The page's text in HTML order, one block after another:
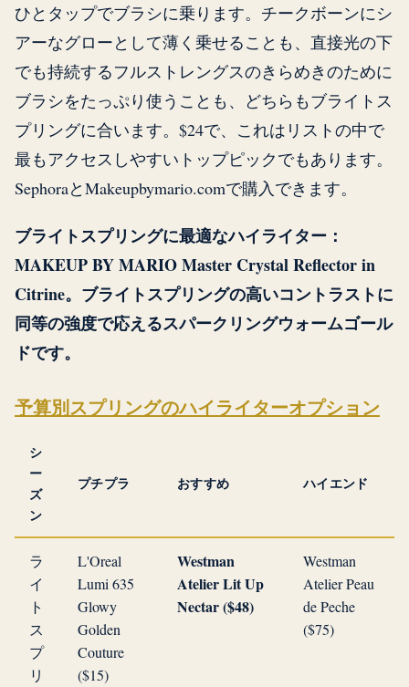
ひとタップでブラシに乗ります。チークボーンにシ
アーなグローとして薄く乗せることも、直接光の下
でも持続するフルストレングスのきらめきのために
ブラシをたっぷり使うことも、どちらもブライトス
プリングに合います。$24で、これはリストの中で
最もアクセスしやすいトップピックでもあります。
SephoraとMakeupbymario.comで購入できます。
ブライトスプリングに最適なハイライター：
MAKEUP BY MARIO Master Crystal Reflector in
Citrine。ブライトスプリングの高いコントラストに
同等の強度で応えるスパークリングウォームゴール
ドです。
予算別スプリングのハイライターオプション
シ
ー
ズ
ン
プチプラ おすすめ ハイエンド
ラ
イ
ト
ス
プ
リ
L'Oreal
Lumi 635
Glowy
Golden
Couture
($15)
Westman
Atelier Lit Up
Nectar ($48)
Westman
Atelier Peau
de Peche
($75)